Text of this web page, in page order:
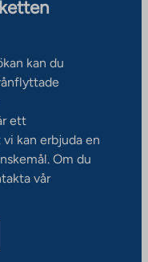
kan du
ett
kan erbjuda en
Om du
vår